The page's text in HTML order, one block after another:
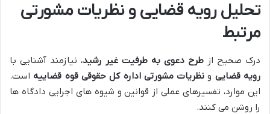
تحلیل رویه قضایی و نظریات مشورتی
مرتبط
درک صحیح از طرح دعوی به طرفیت غیر رشید، نیازمند آشنایی با
رویه قضایی و نظریات مشورتی اداره کل حقوقی قوه قضاییه است.
این موارد، تفسیرهای عملی از قوانین و شیوه های اجرایی دادگاه ها
را روشن می کنند.